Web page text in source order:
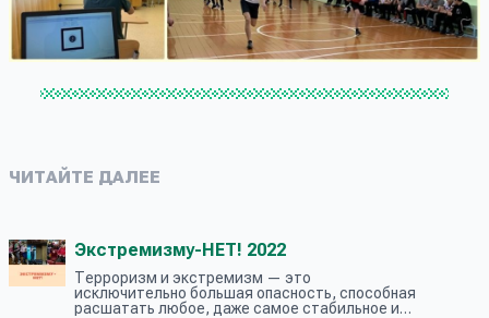
ЧИТАЙТЕ ДАЛЕЕ
Экстремизму-НЕТ! 2022
Терроризм и экстремизм — это
исключительно большая опасность, способная
расшатать любое, даже самое стабильное и